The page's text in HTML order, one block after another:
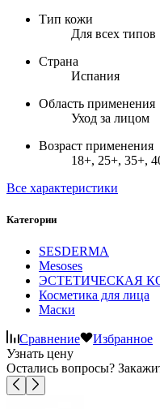
Тип кожи
Для всех типов
Страна
Испания
Область применения
Уход за лицом
Возраст применения
18+, 25+, 35+,
Все характеристики
Категории
SESDERMA
Mesoses
ЭСТЕТИЧЕСКАЯ
Косметика для лица
Маски
Сравнение
Избранное
Узнать цену
Остались вопросы?